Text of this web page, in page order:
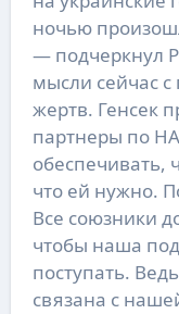
ночью
— подчеркнул
мысли сейчас
жертв. Генсек
партнеры по
обеспечивать,
что ей нужно.
Все союзники
чтобы наша
поступать.
связана с